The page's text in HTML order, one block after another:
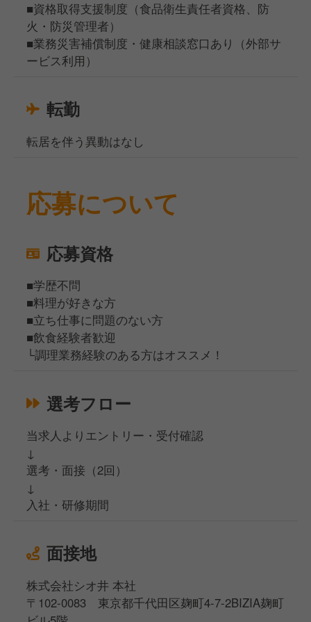
■資格取得支援制度（食品衛生責任者資格、防
火・防災管理者）
■業務災害補償制度・健康相談窓口あり（外部サ
ービス利用）
転勤
転居を伴う異動はなし
応募について
応募資格
■学歴不問
■料理が好きな方
■立ち仕事に問題のない方
■飲食経験者歓迎
└調理業務経験のある方はオススメ！
選考フロー
当求人よりエントリー・受付確認
↓
選考・面接（2回）
↓
入社・研修期間
面接地
株式会社シオ井 本社
〒102-0083 東京都千代田区麹町4-7-2BIZIA麹町